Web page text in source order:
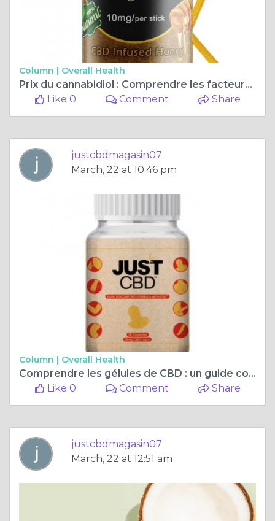
Column | Overall Health
Prix du cannabidiol : Comprendre les facteurs qui affectent le prix du CBD
Like 0
Comment Share
justcbdmagasin07
March, 22 at 10:46 pm
Column | Overall Health
Comprendre les gélules de CBD : un guide complet
Like 0
Comment Share
justcbdmagasin07
March, 22 at 12:51 am